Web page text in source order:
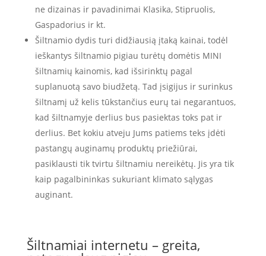
ne dizainas ir pavadinimai Klasika, Stipruolis,
Gaspadorius ir kt.
Šiltnamio dydis turi didžiausią įtaką kainai, todėl
ieškantys šiltnamio pigiau turėtų domėtis MINI
šiltnamių kainomis, kad išsirinktų pagal
suplanuotą savo biudžetą. Tad įsigijus ir surinkus
šiltnamį už kelis tūkstančius eurų tai negarantuos,
kad šiltnamyje derlius bus pasiektas toks pat ir
derlius. Bet kokiu atveju Jums patiems teks įdėti
pastangų auginamų produktų priežiūrai,
pasiklausti tik tvirtu šiltnamiu nereikėtų. Jis yra tik
kaip pagalbininkas sukuriant klimato sąlygas
auginant.
Šiltnamiai internetu – greita,